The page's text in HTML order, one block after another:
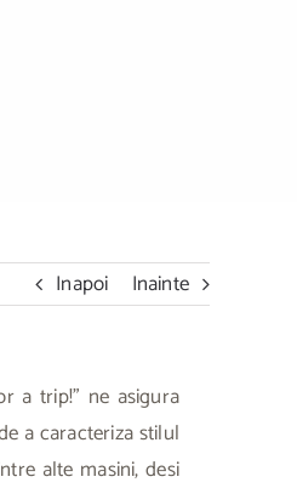
Inapoi Inainte
a trip!” ne asigura
a caracteriza stilul
alte masini, desi